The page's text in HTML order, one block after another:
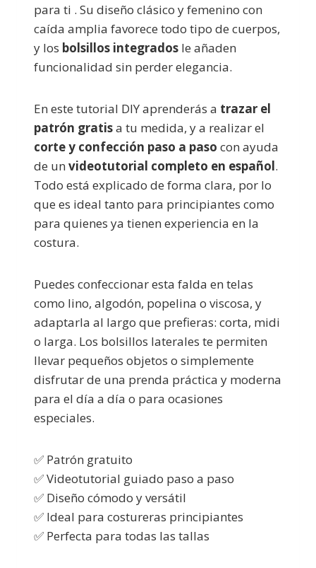
para ti . Su diseño clásico y femenino con
caída amplia favorece todo tipo de cuerpos,
y los bolsillos integrados le añaden
funcionalidad sin perder elegancia.
En este tutorial DIY aprenderás a trazar el
patrón gratisa tu medida, y a realizar el
corte y confección paso a paso con ayuda
de un videotutorial completo en español.
Todo está explicado de forma clara, por lo
que es ideal tanto para principiantes como
para quienes ya tienen experiencia en la
costura.
Puedes confeccionar esta falda en telas
como lino, algodón, popelina o viscosa, y
adaptarla al largo que prefieras: corta, midi
o larga. Los bolsillos laterales te permiten
llevar pequeños objetos o simplemente
disfrutar de una prenda práctica y moderna
para el día a día o para ocasiones
especiales.
✅ Patrón gratuito
✅ Videotutorial guiado paso a paso
✅ Diseño cómodo y versátil
✅ Ideal para costureras principiantes
✅ Perfecta para todas las tallas